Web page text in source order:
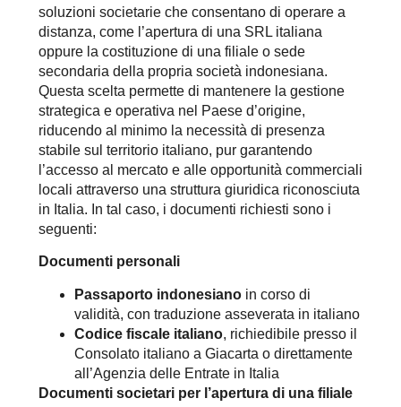
soluzioni societarie che consentano di operare a
distanza, come l’apertura di una SRL italiana
oppure la costituzione di una filiale o sede
secondaria della propria società indonesiana.
Questa scelta permette di mantenere la gestione
strategica e operativa nel Paese d’origine,
riducendo al minimo la necessità di presenza
stabile sul territorio italiano, pur garantendo
l’accesso al mercato e alle opportunità commerciali
locali attraverso una struttura giuridica riconosciuta
in Italia. In tal caso, i documenti richiesti sono i
seguenti:
Documenti personali
Passaporto indonesianoin corso di
validità, con traduzione asseverata in italiano
Codice fiscale italiano, richiedibile presso il
Consolato italiano a Giacarta o direttamente
all’Agenzia delle Entrate in Italia
Documenti societari per l’apertura di una filiale